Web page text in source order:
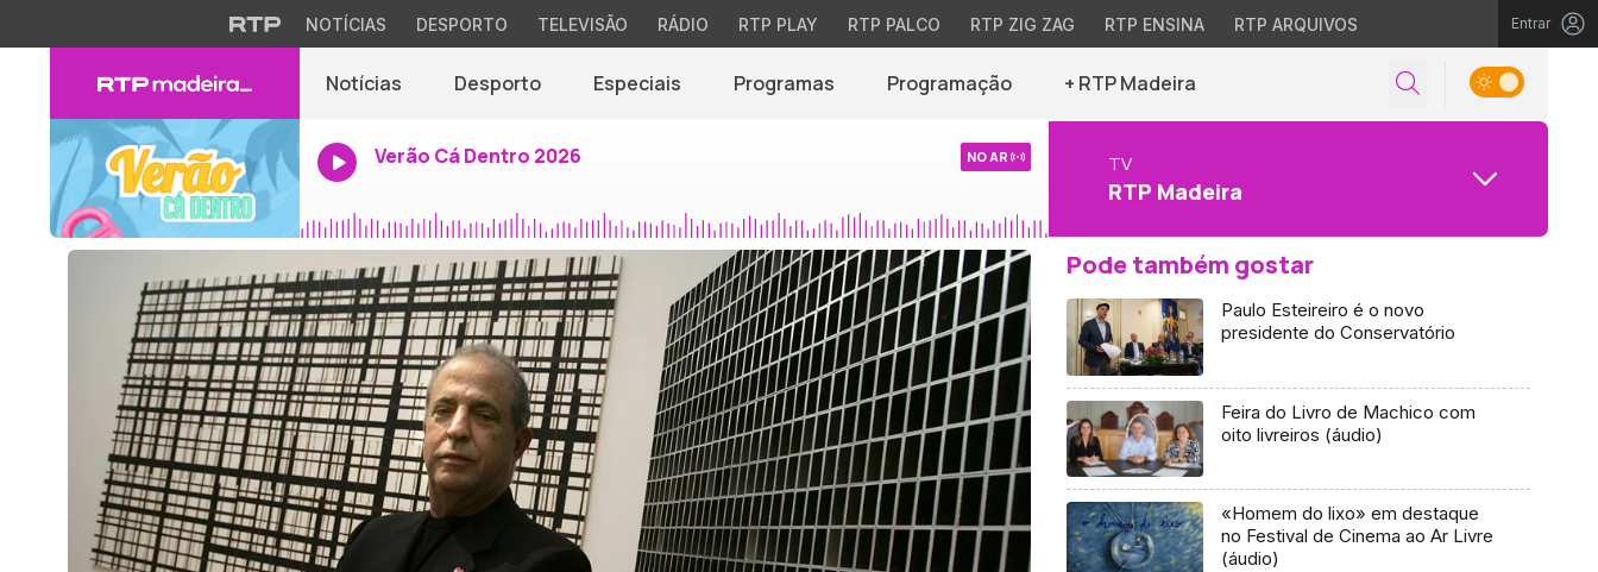
NOTÍCIAS DESPORTO TELEVISÃO RÁDIO RTP PLAY RTP PALCO RTP ZIG ZAG RTP ENSINA RTP ARQUIVOS Entrar
Notícias Desporto Especiais Programas Programação + RTP Madeira
Verão Cá Dentro 2026 NO AR TV
RTP Madeira
Pode também gostar
Paulo Esteireiro é o novo
presidente do Conservatório
Feira do Livro de Machico com
oito livreiros (áudio)
«Homem do lixo» em destaque
no Festival de Cinema ao Ar Livre
(áudio)